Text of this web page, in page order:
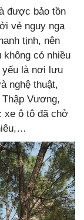
được bảo tồn
vẻ nguy nga
tịnh, nên
có nhiều
yếu là nơi lưu
nghệ thuật,
Vương,
xe ô tô đã chở